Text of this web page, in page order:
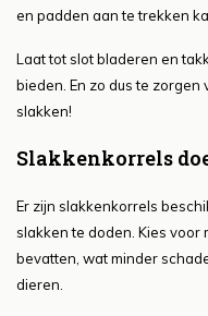
en padden aan te trekken
Laat tot slot bladeren en
bieden. En zo dus te
slakken!
Slakkenkorrels
Er zijn slakkenkorrels
slakken te doden. Kies
bevatten, wat minder
dieren.